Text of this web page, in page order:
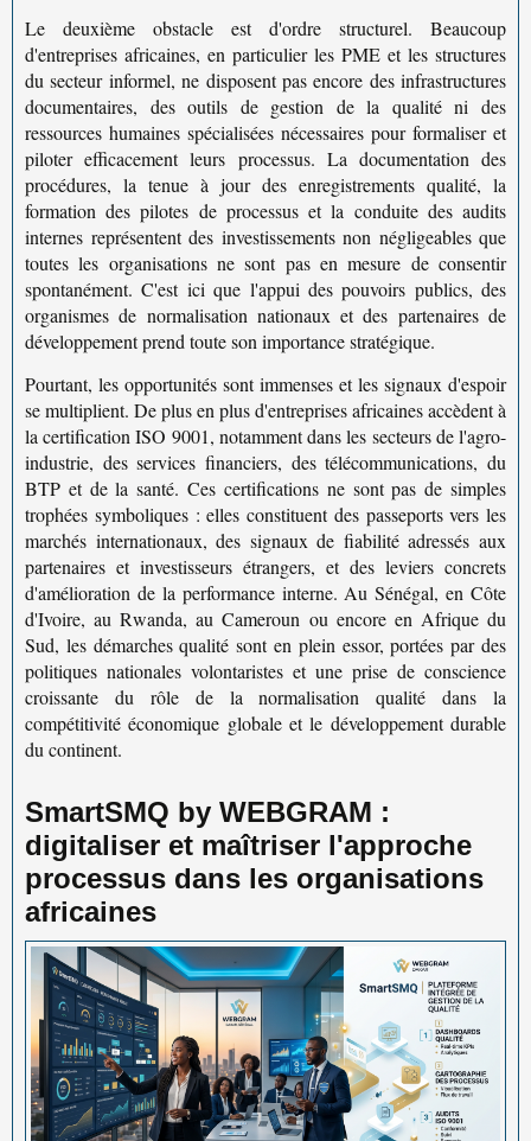
Le deuxième obstacle est d'ordre structurel. Beaucoup
d'entreprises africaines, en particulier les PME et les structures
du secteur informel, ne disposent pas encore des infrastructures
documentaires, desoutils de gestion de la qualiténi des
ressources humaines spécialisées nécessaires pour formaliser et
piloter efficacement leurs processus. La documentation des
procédures, la tenue à jour des enregistrements qualité, la
formation des pilotes de processus et la conduite des audits
internes représentent des investissements non négligeables que
toutes les organisations ne sont pas en mesure de consentir
spontanément. C'est ici que l'appui des pouvoirs publics, des
organismes de normalisation nationaux et des partenaires de
développement prend toute son importance stratégique.
Pourtant, les opportunités sont immenses et les signaux d'espoir
se multiplient. De plus en plus d'entreprises africaines accèdent à
lacertification ISO 9001, notamment dans les secteurs de l'agro-
industrie, des services financiers, des télécommunications, du
BTP et de la santé. Ces certifications ne sont pas de simples
trophées symboliques : elles constituent des passeports vers les
marchés internationaux, des signaux de fiabilité adressés aux
partenaires et investisseurs étrangers, et des leviers concrets
d'amélioration de la performance interne. Au Sénégal, en Côte
d'Ivoire, au Rwanda, au Cameroun ou encore en Afrique du
Sud, les démarches qualité sont en plein essor, portées par des
politiques nationales volontaristes et une prise de conscience
croissante du rôle de lanormalisation qualité dans la
compétitivité économique globale et le développement durable
du continent.
SmartSMQ by WEBGRAM :
digitaliser et maîtriser l'approche
processus dans les organisations
africaines